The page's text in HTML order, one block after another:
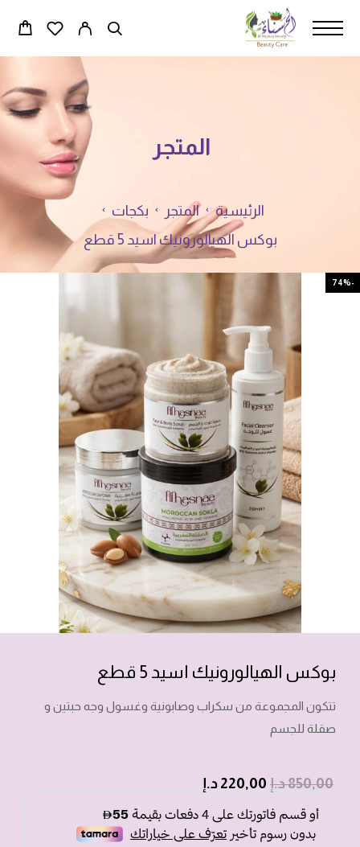
المتجر
الرئيسية المتجر
بكجات
بوكس الهيالورونيك اسيد 5 قطع
-74%
بوكس الهيالورونيك اسيد 5 قطع
تتكون المجموعة من سكراب وصابونية وغسول وجه حبتين و
صقلة للجسم
850,00د.إ 220,00 د.إ